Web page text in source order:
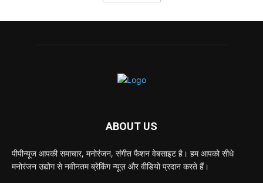
ABOUT US
पीपीन्यूज आपकी समाचार, मनोरंजन, संगीत फैशन वेबसाइट है। हम आपको सीधे
मनोरंजन उद्योग से नवीनतम ब्रेकिंग न्यूज़ और वीडियो प्रदान करते हैं।